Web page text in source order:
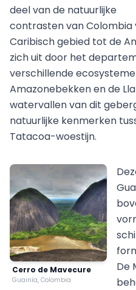
deel van de natuurlijke
contrasten van
Caribisch gebied tot de
zich uit door het
verschillende
Amazonebekken en de
watervallen van dit
natuurlijke kenmerken
Tatacoa-woestijn.
Cerro de Mavecure
Guainía, Colombia
De